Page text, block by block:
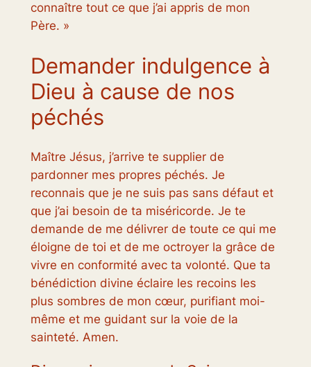
connaître tout ce que j’ai appris de mon
Père. »
Demander indulgence à
Dieu à cause de nos
péchés
Maître Jésus, j’arrive te supplier de
pardonner mes propres péchés. Je
reconnais que je ne suis pas sans défaut et
que j’ai besoin de ta miséricorde. Je te
demande de me délivrer de toute ce qui me
éloigne de toi et de me octroyer la grâce de
vivre en conformité avec ta volonté. Que ta
bénédiction divine éclaire les recoins les
plus sombres de mon cœur, purifiant moi-
même et me guidant sur la voie de la
sainteté. Amen.